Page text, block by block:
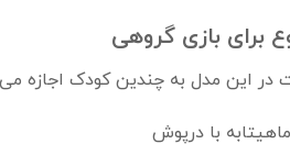
در این مدل به چندین کودک اجازه
ماهیتابه با درپوش